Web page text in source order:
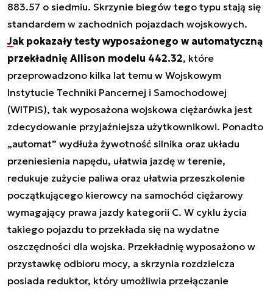
883.57 o siedmiu. Skrzynie biegów tego typu stają się
standardem w zachodnich pojazdach wojskowych.
Jak pokazały testy wyposażonego w automatyczną
przekładnię Allison modelu 442.32, które
przeprowadzono kilka lat temu w Wojskowym
Instytucie Techniki Pancernej i Samochodowej
(WITPiS), tak wyposażona wojskowa ciężarówka jest
zdecydowanie przyjaźniejsza użytkownikowi. Ponadto
„automat” wydłuża żywotność silnika oraz układu
przeniesienia napędu, ułatwia jazdę w terenie,
redukuje zużycie paliwa oraz ułatwia przeszkolenie
początkującego kierowcy na samochód ciężarowy
wymagający prawa jazdy kategorii C. W cyklu życia
takiego pojazdu to przekłada się na wydatne
oszczędności dla wojska. Przekładnię wyposażono w
przystawkę odbioru mocy, a skrzynia rozdzielcza
posiada reduktor, który umożliwia przełączanie